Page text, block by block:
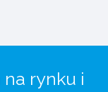
na rynku i